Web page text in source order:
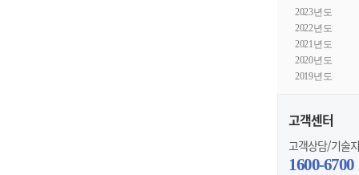
2023년도
2022년도
2021년도
2020년도
2019년도
고객센터
고객상담/기술
1600-6700